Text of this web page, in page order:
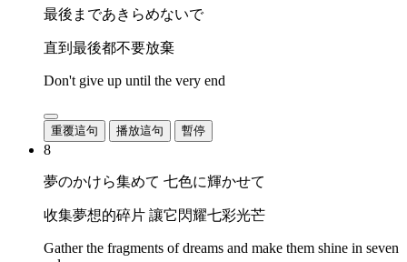
最後まであきらめないで
直到最後都不要放棄
Don't give up until the very end
重覆這句 播放這句 暫停
8
夢のかけら集めて 七色に輝かせて
收集夢想的碎片 讓它閃耀七彩光芒
Gather the fragments of dreams and make them shine in seven